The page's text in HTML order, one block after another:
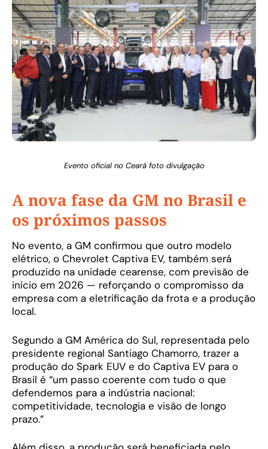
Evento oficial no Ceará foto divulgação
A nova fase da GM no Brasil e
os próximos passos
No evento, a GM confirmou que outro modelo
elétrico, o Chevrolet Captiva EV, também será
produzido na unidade cearense, com previsão de
início em 2026 — reforçando o compromisso da
empresa com a eletrificação da frota e a produção
local.
Segundo a GM América do Sul, representada pelo
presidente regional Santiago Chamorro, trazer a
produção do Spark EUV e do Captiva EV para o
Brasil é “um passo coerente com tudo o que
defendemos para a indústria nacional:
competitividade, tecnologia e visão de longo
prazo.”